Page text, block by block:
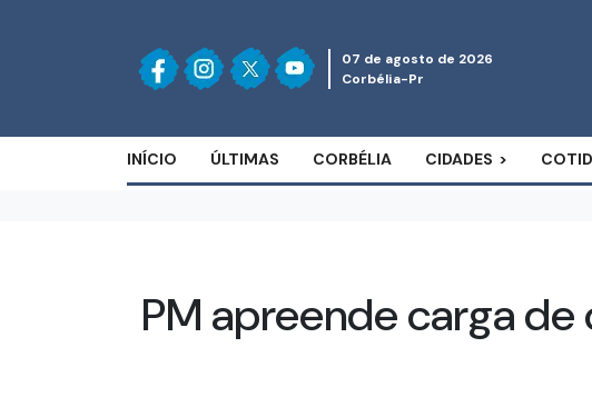
07 de agosto de 2026
Corbélia-Pr
INÍCIO ÚLTIMAS CORBÉLIA CIDADES
PM apreende carga